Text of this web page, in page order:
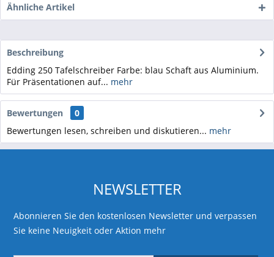
Ähnliche Artikel
Beschreibung
Edding 250 Tafelschreiber Farbe: blau Schaft aus Aluminium.
Für Präsentationen auf... mehr
Bewertungen
0
Bewertungen lesen, schreiben und diskutieren... mehr
NEWSLETTER
Abonnieren Sie den kostenlosen Newsletter und verpassen
Sie keine Neuigkeit oder Aktion mehr